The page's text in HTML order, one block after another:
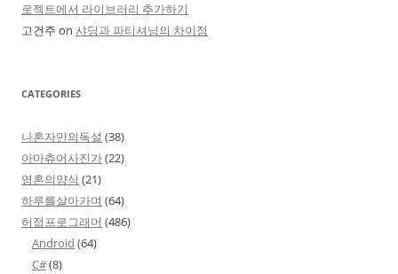
로젝트에서 라이브러리 추가하기
고건주 on 샤딩과 파티셔닝의 차이점
CATEGORIES
나혼자만의독설 (38)
아마츄어사진가(22)
영혼의양식 (21)
하루를살아가며 (64)
허접프로그래머 (486)
Android (64)
C#(8)